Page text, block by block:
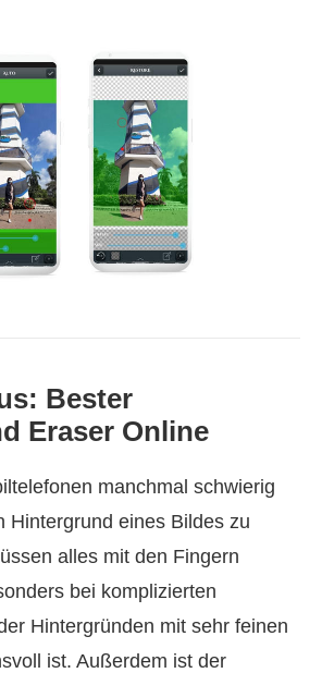
Bester
Eraser Online
manchmal schwierig
Hintergrund eines Bildes zu
alles mit den Fingern
bei komplizierten
Hintergründen mit sehr feinen
ist. Außerdem ist der